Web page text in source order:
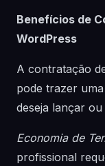
Benefícios de
WordPress
A contratação
pode trazer
deseja lançar
Economia de
profissional